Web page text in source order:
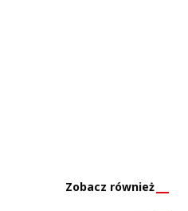
Zobacz również